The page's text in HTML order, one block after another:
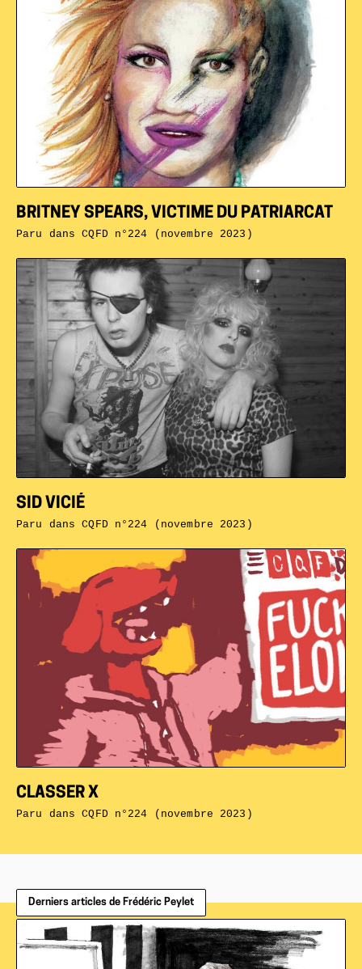
CLASSER X
Paru dansCQFD n°224 (novembre 2023)
SID VICIÉ
Paru dansCQFD n°224 (novembre 2023)
BRITNEY SPEARS, VICTIME DU PATRIARCAT
Paru dansCQFD n°224 (novembre 2023)
Derniers articles de Frédéric Peylet